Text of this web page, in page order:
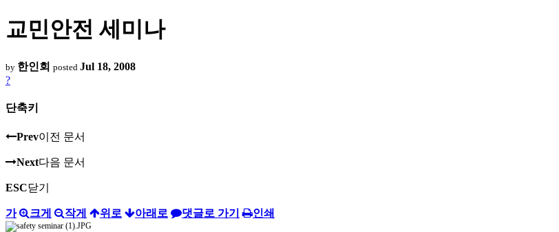
교민안전 세미나
by 한인회 posted Jul 18, 2008
?
단축키
Prev이전 문서
Next다음 문서
ESC닫기
가 크게 작게 위로 아래로 댓글로 가기 인쇄